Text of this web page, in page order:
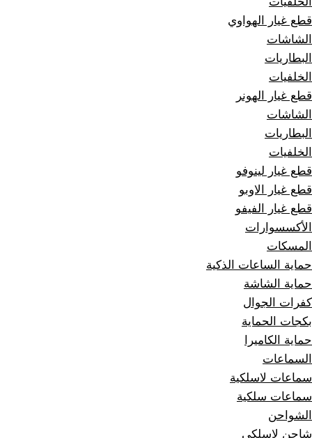
قطع غيار الهواوي
الشاشات
البطاريات
الخلفيات
قطع غيار الهونر
الشاشات
البطاريات
الخلفيات
قطع غيار لينوفو
قطع غيار الاوبو
قطع غيار الفيفو
الأكسسوارات
المسكات
حماية الساعات الذكية
حماية الشاشة
كفرات الجوال
بكجات الحماية
حماية الكاميرا
السماعات
سماعات لاسلكية
سماعات سلكية
الشواحن
شاحن لاسلكي